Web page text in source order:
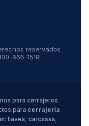
reservados
666-1518
para cerrajeros
para cerrajeria
: llaves, carcasas,